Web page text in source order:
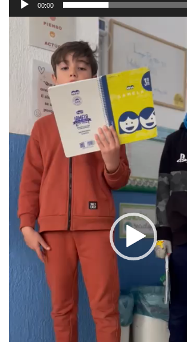
00:00
Reproductor
vídeo